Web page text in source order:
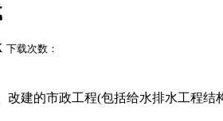
下载次数：
建的市政工程(包括给水排水工程